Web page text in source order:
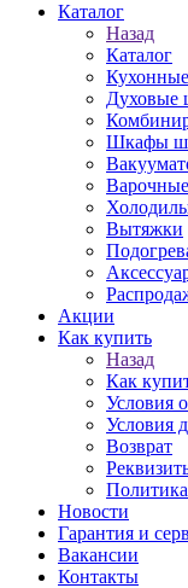
Каталог
Назад
Каталог
Духовые
Шкафы
Вытяжки
Акции
Как купить
Назад
Как
Условия
Условия
Возврат
Новости
Гарантия и
Вакансии
Контакты